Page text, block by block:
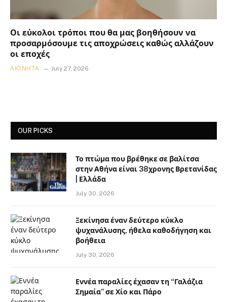
Οι εύκολοι τρόποι που θα μας βοηθήσουν να
προσαρμόσουμε τις αποχρώσεις καθώς αλλάζουν
οι εποχές
ΑΚΊΝΗΤΑ July 27, 2026
OUR PICKS
Το πτώμα που βρέθηκε σε βαλίτσα
στην Αθήνα είναι 38χρονης Βρετανίδας
| Ελλάδα
July 30, 2026
Ξεκίνησα έναν δεύτερο κύκλο
ψυχανάλυσης, ήθελα καθοδήγηση και
βοήθεια
July 30, 2026
Εννέα παραλίες έχασαν τη “Γαλάζια
Σημαία” σε Χίο και Πάρο